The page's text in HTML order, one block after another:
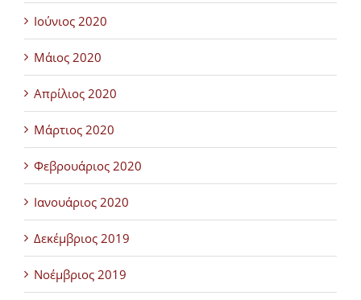
Ιούνιος 2020
Μάιος 2020
Απρίλιος 2020
Μάρτιος 2020
Φεβρουάριος 2020
Ιανουάριος 2020
Δεκέμβριος 2019
Νοέμβριος 2019